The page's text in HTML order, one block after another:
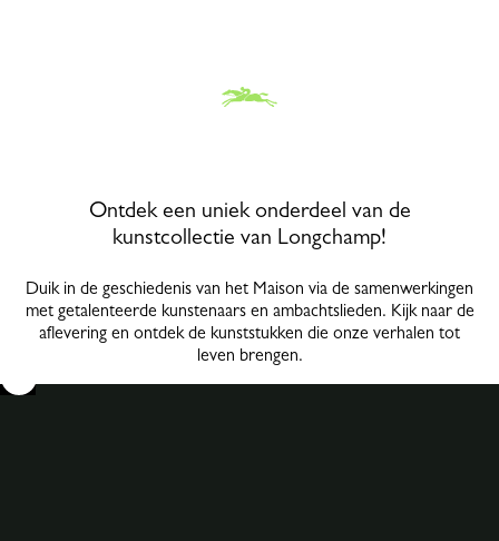
Ontdek een uniek onderdeel van de
kunstcollectie van Longchamp!
Duik in de geschiedenis van het Maison via de samenwerkingen
met getalenteerde kunstenaars en ambachtslieden. Kijk naar de
aflevering en ontdek de kunststukken die onze verhalen tot
leven brengen.